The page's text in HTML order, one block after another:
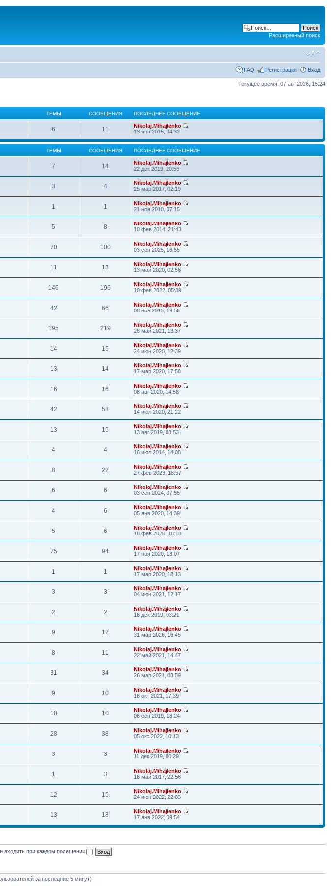
Расширенный поиск
FAQ Регистрация Вход
Текущее время: 07 авг 2026, 15:24
ТЕМЫ СООБЩЕНИЯ ПОСЛЕДНЕЕ СООБЩЕНИЕ
6 11
Nikolaj.Mihajlenko
13 янв 2015, 04:32
ТЕМЫ СООБЩЕНИЯ ПОСЛЕДНЕЕ СООБЩЕНИЕ
7 14
Nikolaj.Mihajlenko
22 дек 2019, 20:56
3 4
Nikolaj.Mihajlenko
25 мар 2017, 02:19
1 1
Nikolaj.Mihajlenko
21 ноя 2010, 07:15
5 8
Nikolaj.Mihajlenko
10 фев 2014, 21:43
70 100
Nikolaj.Mihajlenko
03 сен 2025, 16:55
11 13
Nikolaj.Mihajlenko
13 май 2020, 02:56
146 196
Nikolaj.Mihajlenko
10 фев 2022, 05:39
42 66
Nikolaj.Mihajlenko
08 ноя 2015, 19:56
195 219
Nikolaj.Mihajlenko
26 май 2021, 13:37
14 15
Nikolaj.Mihajlenko
24 июн 2020, 12:39
13 14
Nikolaj.Mihajlenko
17 мар 2020, 17:58
16 16
Nikolaj.Mihajlenko
08 авг 2020, 14:58
42 58
Nikolaj.Mihajlenko
14 июл 2020, 21:22
13 15
Nikolaj.Mihajlenko
13 авг 2019, 08:53
4 4
Nikolaj.Mihajlenko
16 июл 2014, 14:08
8 22
Nikolaj.Mihajlenko
27 фев 2023, 18:57
6 6
Nikolaj.Mihajlenko
03 сен 2024, 07:55
4 6
Nikolaj.Mihajlenko
05 янв 2020, 14:39
5 6
Nikolaj.Mihajlenko
18 фев 2020, 18:18
75 94
Nikolaj.Mihajlenko
17 ноя 2020, 13:07
1 1
Nikolaj.Mihajlenko
17 мар 2020, 18:13
3 3
Nikolaj.Mihajlenko
04 июн 2021, 12:17
2 2
Nikolaj.Mihajlenko
16 дек 2019, 03:21
9 12
Nikolaj.Mihajlenko
31 мар 2026, 16:45
8 11
Nikolaj.Mihajlenko
22 май 2021, 14:47
31 34
Nikolaj.Mihajlenko
26 мар 2021, 03:59
9 10
Nikolaj.Mihajlenko
16 окт 2021, 17:39
10 10
Nikolaj.Mihajlenko
06 сен 2019, 18:24
28 38
Nikolaj.Mihajlenko
05 окт 2022, 10:13
3 3
Nikolaj.Mihajlenko
11 дек 2019, 00:29
1 3
Nikolaj.Mihajlenko
16 май 2017, 22:56
12 15
Nikolaj.Mihajlenko
24 июн 2022, 22:03
13 18
Nikolaj.Mihajlenko
17 янв 2022, 09:54
входить при каждом посещении
за последние 5 минут)